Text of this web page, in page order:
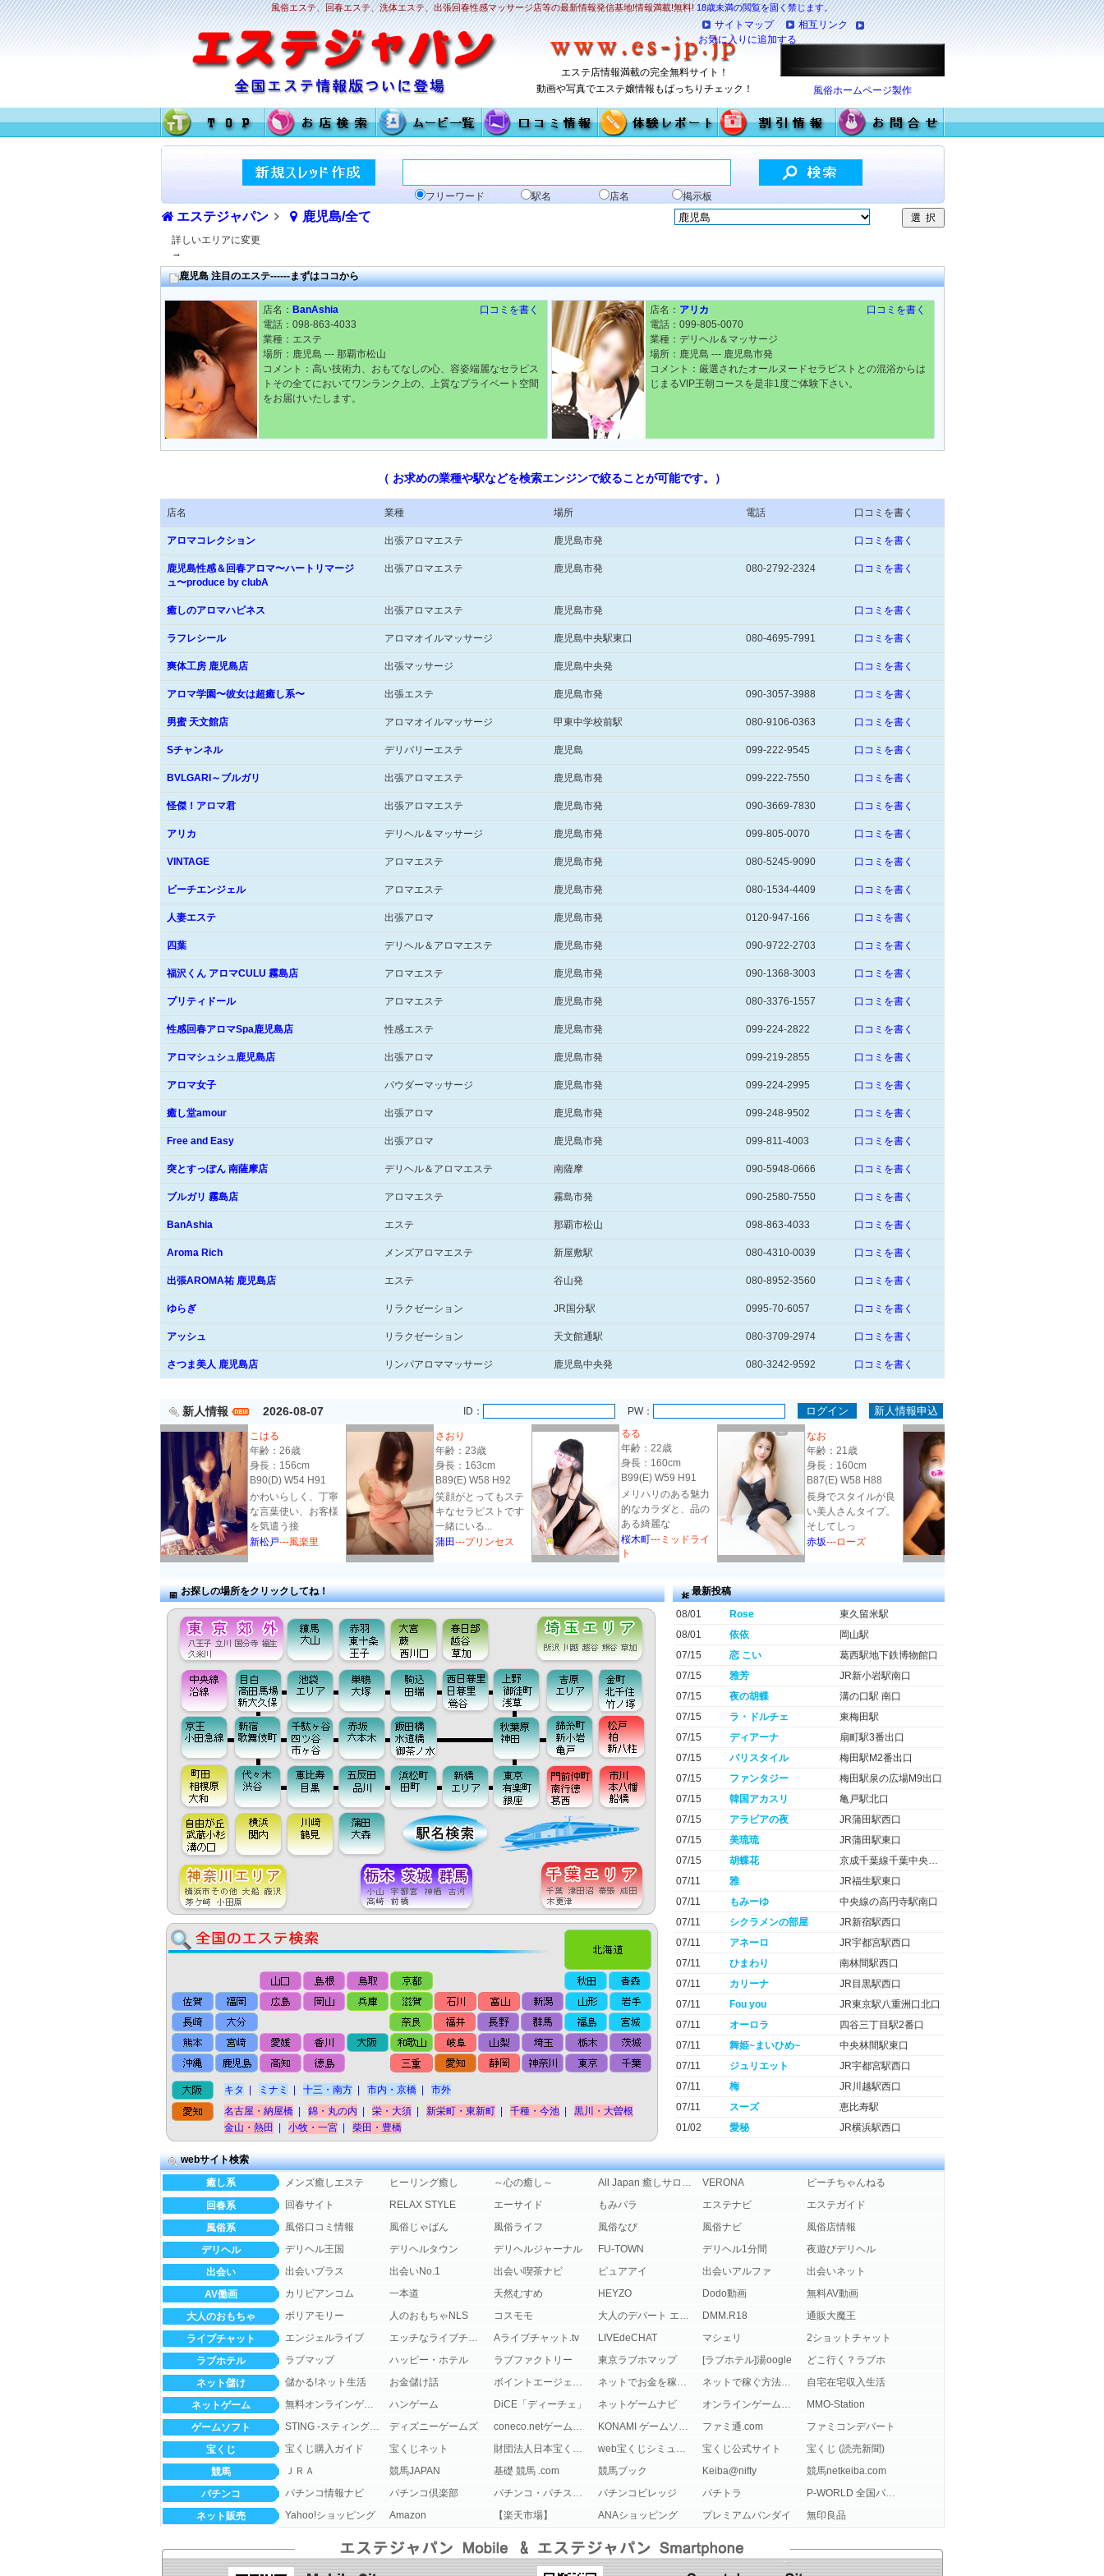
風俗エステ、回春エステ、洗体エステ、出張回春性感マッサージ店等の最新情報発信基地!情報満載!無料! 18歳未満の閲覧を固く禁じます。
サイトマップ
相互リンク
お気に入りに追加する
エステ店情報満載の完全無料サイト！
動画や写真でエステ嬢情報もばっちりチェック！
風俗ホームページ製作
フリーワード 駅名 店名 掲示板
エステジャパン 鹿児島/全て
詳しいエリアに変更
→
鹿児島 注目のエステ------まずはココから
店名： BanAshia
口コミを書く
電話：098-863-4033
業種：エステ
場所：鹿児島 --- 那覇市松山
コメント：高い技術力、おもてなしの心、容姿端麗なセラピス
トその全てにおいてワンランク上の、上質なプライベート空間
をお届けいたします。
店名： アリカ
口コミを書く
電話：099-805-0070
業種：デリヘル＆マッサージ
場所：鹿児島 --- 鹿児島市発
コメント：厳選されたオールヌードセラピストとの混浴からは
じまるVIP王朝コースを是非1度ご体験下さい。
（ お求めの業種や駅などを検索エンジンで絞ることが可能です。）
店名 業種 場所 電話 口コミを書く
アロマコレクション 出張アロマエステ 鹿児島市発 口コミを書く
鹿児島性感＆回春アロマ〜ハートリマージ
ュ〜produce by clubA
出張アロマエステ 鹿児島市発 080-2792-2324 口コミを書く
癒しのアロマハピネス 出張アロマエステ 鹿児島市発 口コミを書く
ラフレシール アロマオイルマッサージ 鹿児島中央駅東口 080-4695-7991 口コミを書く
爽体工房 鹿児島店 出張マッサージ 鹿児島中央発 口コミを書く
アロマ学園〜彼女は超癒し系〜 出張エステ 鹿児島市発 090-3057-3988 口コミを書く
男蜜 天文館店 アロマオイルマッサージ 甲東中学校前駅 080-9106-0363 口コミを書く
Sチャンネル デリバリーエステ 鹿児島 099-222-9545 口コミを書く
BVLGARI～ブルガリ 出張アロマエステ 鹿児島市発 099-222-7550 口コミを書く
怪傑！アロマ君 出張アロマエステ 鹿児島市発 090-3669-7830 口コミを書く
アリカ デリヘル＆マッサージ 鹿児島市発 099-805-0070 口コミを書く
VINTAGE アロマエステ 鹿児島市発 080-5245-9090 口コミを書く
ビーチエンジェル アロマエステ 鹿児島市発 080-1534-4409 口コミを書く
人妻エステ 出張アロマ 鹿児島市発 0120-947-166 口コミを書く
四葉 デリヘル＆アロマエステ 鹿児島市発 090-9722-2703 口コミを書く
福沢くん アロマCULU 霧島店 アロマエステ 鹿児島市発 090-1368-3003 口コミを書く
プリティドール アロマエステ 鹿児島市発 080-3376-1557 口コミを書く
性感回春アロマSpa鹿児島店 性感エステ 鹿児島市発 099-224-2822 口コミを書く
アロマシュシュ鹿児島店 出張アロマ 鹿児島市発 099-219-2855 口コミを書く
アロマ女子 パウダーマッサージ 鹿児島市発 099-224-2995 口コミを書く
癒し堂amour 出張アロマ 鹿児島市発 099-248-9502 口コミを書く
Free and Easy 出張アロマ 鹿児島市発 099-811-4003 口コミを書く
突とすっぽん 南薩摩店 デリヘル＆アロマエステ 南薩摩 090-5948-0666 口コミを書く
ブルガリ 霧島店 アロマエステ 霧島市発 090-2580-7550 口コミを書く
BanAshia エステ 那覇市松山 098-863-4033 口コミを書く
Aroma Rich メンズアロマエステ 新屋敷駅 080-4310-0039 口コミを書く
出張AROMA祐 鹿児島店 エステ 谷山発 080-8952-3560 口コミを書く
ゆらぎ リラクゼーション JR国分駅 0995-70-6057 口コミを書く
アッシュ リラクゼーション 天文館通駅 080-3709-2974 口コミを書く
さつま美人 鹿児島店 リンパアロママッサージ 鹿児島中央発 080-3242-9592 口コミを書く
新人情報 2026-08-07 ID： PW：
こはる
年齢：26歳
身長：156cm
B90(D) W54 H91
かわいらしく、丁寧
な言葉使い、お客様
を気遣う接
新松戸---風楽里
さおり
年齢：23歳
身長：163cm
B89(E) W58 H92
笑顔がとってもステ
キなセラピストです
一緒にいる...
蒲田---プリンセス
るる
年齢：22歳
身長：160cm
B99(E) W59 H91
メリハリのある魅力
的なカラダと、品の
ある綺麗な
桜木町---ミッドライ
ト
なお
年齢：21歳
身長：160cm
B87(E) W58 H88
長身でスタイルが良
い美人さんタイプ。
そしてしっ
赤坂---ローズ
お探しの場所をクリックしてね！ 最新投稿
キタ ミナミ 十三・南方 市内・京橋
市外
名古屋・納屋橋
錦・丸の内 栄・大須 新栄町・東新町 千種・今池
黒川・大曽根
金山・熱田
小牧・一宮 柴田・豊橋
08/01 Rose
東久留米駅
08/01
依依
岡山駅
07/15
恋 こい
葛西駅地下鉄博物館口
07/15
雅芳
JR新小岩駅南口
07/15
夜の胡蝶
溝の口駅 南口
07/15
ラ・ドルチェ
東梅田駅
07/15
ディアーナ
扇町駅3番出口
07/15
バリスタイル
梅田駅M2番出口
07/15
ファンタジー
梅田駅泉の広場M9出口
07/15
韓国アカスリ
亀戸駅北口
07/15
アラビアの夜
JR蒲田駅西口
07/15
美琉琉
JR蒲田駅東口
07/15
胡蝶花
京成千葉線千葉中央駅東口
07/11
雅
JR福生駅東口
07/11
もみーゆ
中央線の高円寺駅南口
07/11
シクラメンの部屋
JR新宿駅西口
07/11
アネーロ
JR宇都宮駅西口
07/11
ひまわり
南林間駅西口
07/11
カリーナ
JR目黒駅西口
07/11
Fou you
JR東京駅八重洲口北口
07/11
オーロラ
四谷三丁目駅2番口
07/11
舞姫~まいひめ~
中央林間駅東口
07/11
ジュリエット
JR宇都宮駅西口
07/11
梅
JR川越駅西口
07/11
スーズ
恵比寿駅
01/02
愛秘 JR横浜駅西口
webサイト検索
癒し系
メンズ癒しエステ ヒーリング癒し ～心の癒し～ All Japan 癒しサロン情報 VERONA
ピーチちゃんねる
回春系
回春サイト RELAX STYLE エーサイド もみパラ エステナビ
エステガイド
風俗系
風俗口コミ情報 風俗じゃばん 風俗ライフ 風俗なび 風俗ナビ
風俗店情報
デリヘル
デリヘル王国 デリヘルタウン デリヘルジャーナル FU-TOWN デリヘル1分間
夜遊びデリヘル
出会い
出会いプラス 出会いNo.1 出会い喫茶ナビ ピュアアイ 出会いアルファ
出会いネット
AV働画
カリビアンコム 一本道 天然むすめ HEYZO Dodo動画
無料AV動画
大人のおもちゃ
ボリアモリー 人のおもちゃNLS コスモモ 大人のデパート エムズ DMM.R18
通販大魔王
ライブチャット
エンジェルライブ エッチなライブチャット Aライブチャット.tv LIVEdeCHAT マシェリ
2ショットチャット
ラブホテル
ラブマップ ハッピー・ホテル ラブファクトリー 東京ラブホマップ [ラブホテル]湯oogle
どこ行く？ラブホ
ネット儲け
儲かる!ネット生活 お金儲け話 ボイントエージェント ネットでお金を稼ぐ方法大百科 ネットで稼ぐ方法をマスター！
自宅在宅収入生活
ネットゲーム
無料オンラインゲーム ハンゲーム DiCE「ディーチェ」 ネットゲームナビ オンラインゲームランキング
MMO-Station
ゲームソフト
STING -スティングのゲーム公式サイト- ディズニーゲームズ coneco.netゲームソフト・本体 KONAMI ゲームソフト ファミ通.com
ファミコンデパート
宝くじ
宝くじ購入ガイド 宝くじネット 財団法人日本宝くじ協会 web宝くじシミュレーター 宝くじ公式サイト
宝くじ (読売新聞)
競馬
ＪＲＡ 競馬JAPAN 基礎 競馬 .com 競馬ブック Keiba@nifty
競馬netkeiba.com
パチンコ
パチンコ情報ナビ パチンコ倶楽部 パチンコ・パチスロ.com パチンコビレッジ パチトラ
P-WORLD 全国パチンコ-パチスロ機種情報
ネット販売
Yahoo!ショッピング Amazon 【楽天市場】 ANAショッピング プレミアムバンダイ 無印良品